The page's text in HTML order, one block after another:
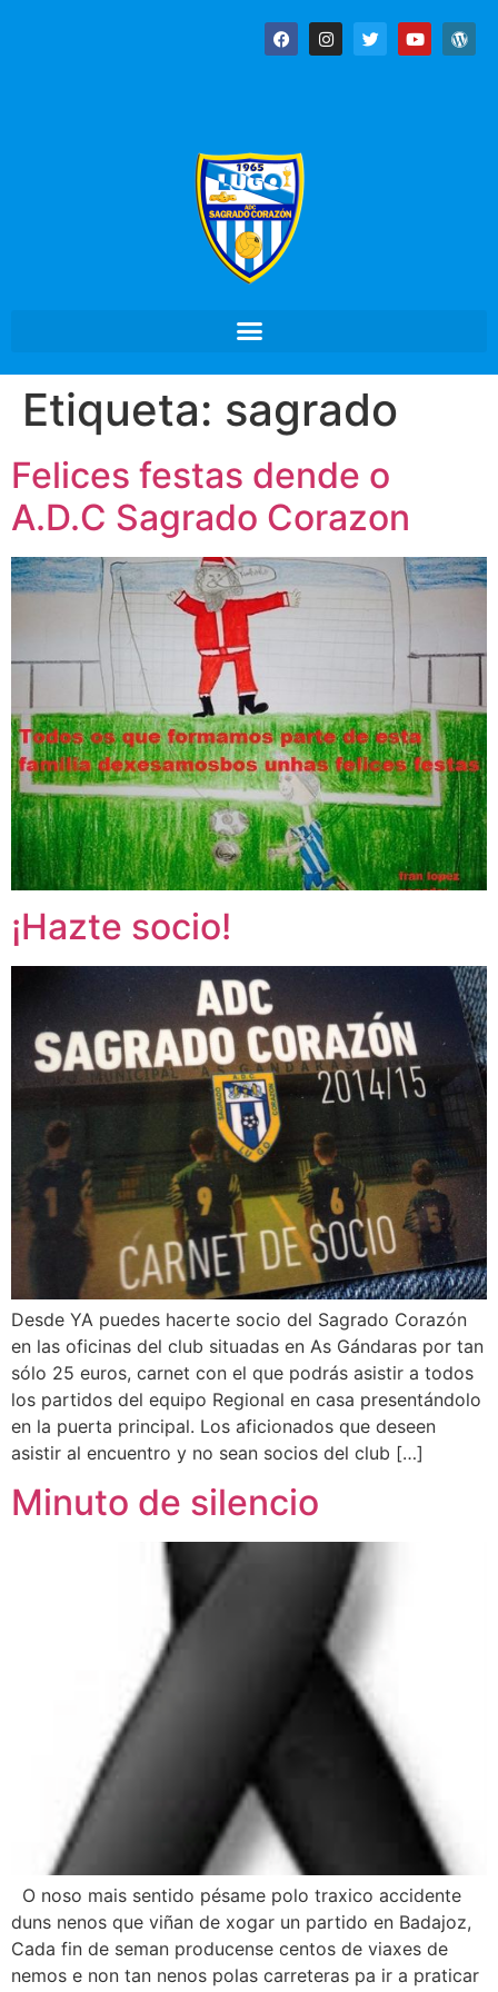
Etiqueta: sagrado
Felices festas dende o
A.D.C Sagrado Corazon
¡Hazte socio!
Desde YA puedes hacerte socio del Sagrado Corazón
en las oficinas del club situadas en As Gándaras por tan
sólo 25 euros, carnet con el que podrás asistir a todos
los partidos del equipo Regional en casa presentándolo
en la puerta principal. Los aficionados que deseen
asistir al encuentro y no sean socios del club […]
Minuto de silencio
O noso mais sentido pésame polo traxico accidente
duns nenos que viñan de xogar un partido en Badajoz,
Cada fin de seman producense centos de viaxes de
nemos e non tan nenos polas carreteras pa ir a praticar